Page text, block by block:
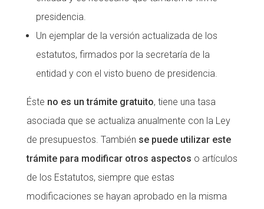
presidencia.
Un ejemplar de la versión actualizada de los
estatutos, firmados por la secretaría de la
entidad y con el visto bueno de presidencia.
Éste no es un trámite gratuito, tiene una tasa
asociada que se actualiza anualmente con la Ley
de presupuestos. También se puede utilizar este
trámite para modificar otros aspectos o artículos
de los Estatutos, siempre que estas
modificaciones se hayan aprobado en la misma